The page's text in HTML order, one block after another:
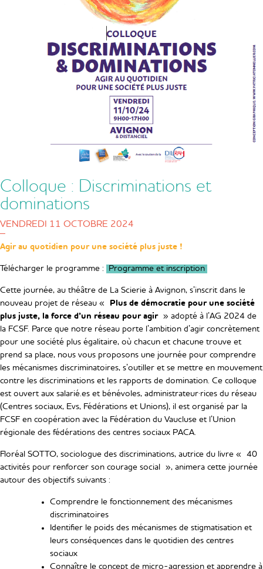
Colloque : Discriminations et
dominations
VENDREDI 11 OCTOBRE 2024
Agir au quotidien pour une société plus juste !
Télécharger le programme : Programme et inscription
Cette journée, au théâtre de La Scierie à Avignon, s’inscrit dans le
nouveau projet de réseau « Plus de démocratie pour une société
plus juste, la force d’un réseau pour agir» adopté à l’AG 2024 de
la FCSF. Parce que notre réseau porte l’ambition d’agir concrètement
pour une société plus égalitaire, où chacun et chacune trouve et
prend sa place, nous vous proposons une journée pour comprendre
les mécanismes discriminatoires, s’outiller et se mettre en mouvement
contre les discriminations et les rapports de domination. Ce colloque
est ouvert aux salarié.es et bénévoles, administrateur·rices du réseau
(Centres sociaux, Evs, Fédérations et Unions), il est organisé par la
FCSF en coopération avec la Fédération du Vaucluse et l’Union
régionale des fédérations des centres sociaux PACA.
Floréal SOTTO, sociologue des discriminations, autrice du livre « 40
activités pour renforcer son courage social », animera cette journée
autour des objectifs suivants :
Comprendre le fonctionnement des mécanismes
discriminatoires
Identifier le poids des mécanismes de stigmatisation et
leurs conséquences dans le quotidien des centres
sociaux
Connaître le concept de micro-agression et apprendre à